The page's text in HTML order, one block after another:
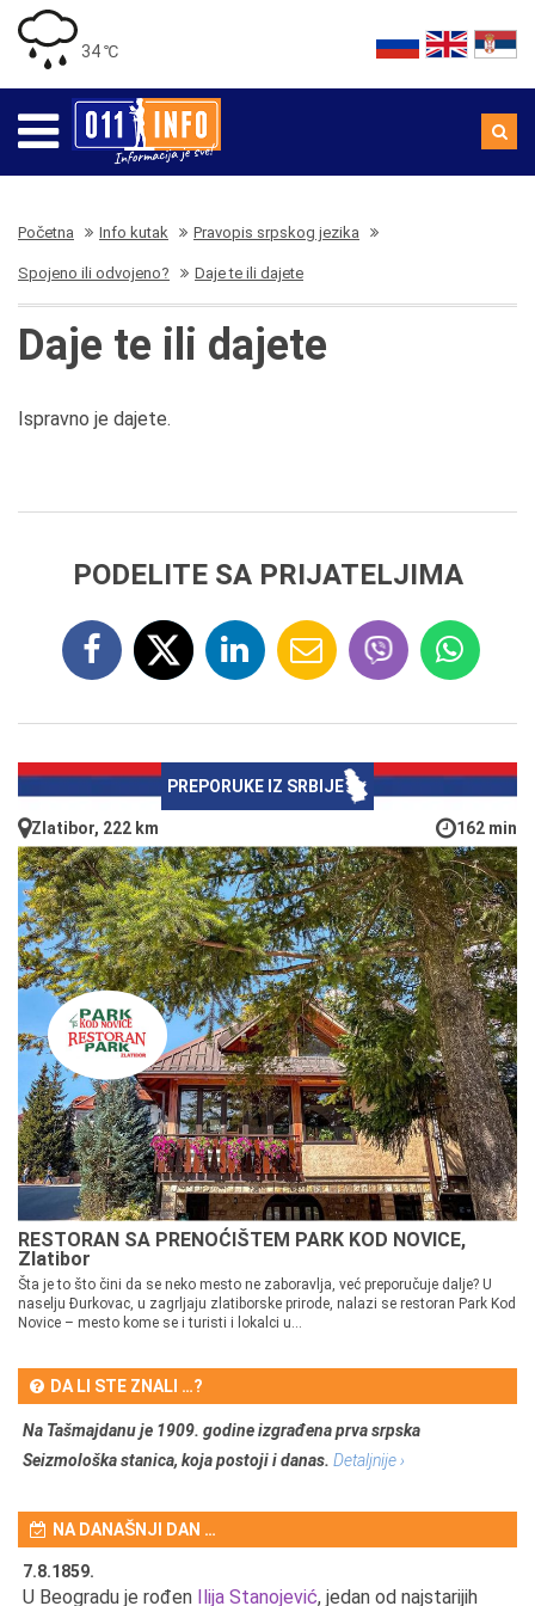
34 ℃
Početna Info kutak Pravopis srpskog jezika
Spojeno ili odvojeno? Daje te ili dajete
Daje te ili dajete
Ispravno je dajete.
PODELITE SA PRIJATELJIMA
PREPORUKE IZ SRBIJE
Zlatibor, 222 km 162 min
RESTORAN SA PRENOĆIŠTEM PARK KOD NOVICE,
Zlatibor
Šta je to što čini da se neko mesto ne zaboravlja, već preporučuje dalje? U
naselju Đurkovac, u zagrljaju zlatiborske prirode, nalazi se restoran Park Kod
Novice – mesto kome se i turisti i lokalci u...
DA LI STE ZNALI …?
Na Tašmajdanu je 1909. godine izgrađena prva srpska
Seizmološka stanica, koja postoji i danas. Detaljnije ›
NA DANAŠNJI DAN …
7.8.1859.
U Beogradu je rođen Ilija Stanojević, jedan od najstarijih